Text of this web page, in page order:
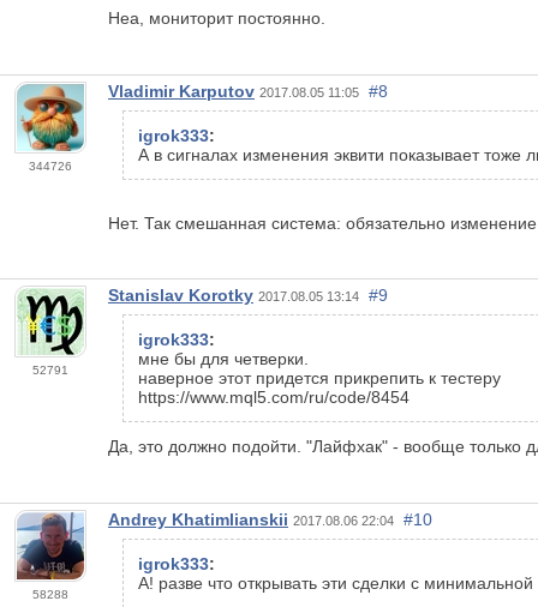
Неа, мониторит постоянно.
344726
Vladimir Karputov 2017.08.05 11:05 #8
igrok333:
А в сигналах изменения эквити показывает
Нет. Так смешанная система: обязательно
52791
Stanislav Korotky 2017.08.05 13:14 #9
igrok333:
мне бы для четверки.
наверное этот придется прикрепить к тестеру
https://www.mql5.com/ru/code/8454
Да, это должно подойти. "Лайфхак" - вообще только
58288
Andrey Khatimlianskii 2017.08.06 22:04 #10
igrok333:
А! разве что открывать эти сделки с